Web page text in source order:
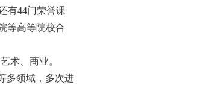
有44门荣誉课
等高等院校合
术、商业。
多领域，多次进